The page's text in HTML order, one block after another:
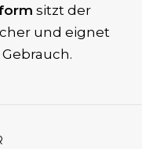
sitzt der
und eignet